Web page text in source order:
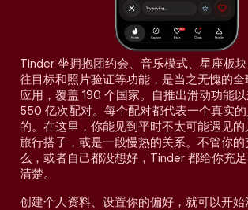
Tinder 坐拥抱团约会、音乐模式、星座板
往目标和照片验证等功能，是当之无愧的
应用，覆盖 190 个国家。自推出滑动功能
550 亿次配对。每个配对都代表一个真实
的。在这里，你能见到平时不太可能遇见的
旅行搭子，或是一段慢热的关系。不管你
么，或者自己都没想好，Tinder 都给你充
清楚。
创建个人资料、设置你的偏好，就可以开